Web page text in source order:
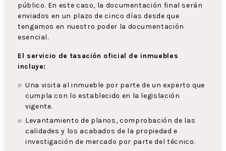
público. En este caso, la documentación final serán
enviados en un plazo de cinco días desde que
tengamos en nuestro poder la documentación
esencial.
El servicio de tasación oficial de inmuebles
incluye:
Una visita al inmueble por parte de un experto que
cumpla con lo establecido en la legislación
vigente.
Levantamiento de planos, comprobación de las
calidades y los acabados de la propiedad e
investigación de mercado por parte del técnico.